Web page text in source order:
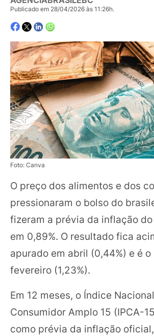
Publicado em 28/04/2026 às 11:26h.
Foto: Canva
O preço dos alimentos e dos
pressionaram o bolso do
fizeram a prévia da inflação
em 0,89%. O resultado fica
apurado em abril (0,44%) e é
fevereiro (1,23%).
Em 12 meses, o Índice
Consumidor Amplo 15 (IPCA-
como prévia da inflação